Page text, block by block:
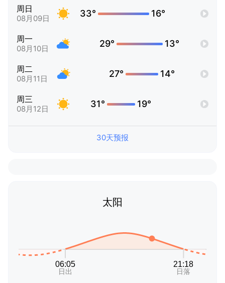
周日
08月09日 33° 16°
周一
08月10日 29° 13°
周二
08月11日 27° 14°
周三
08月12日 31° 19°
30天预报
太阳